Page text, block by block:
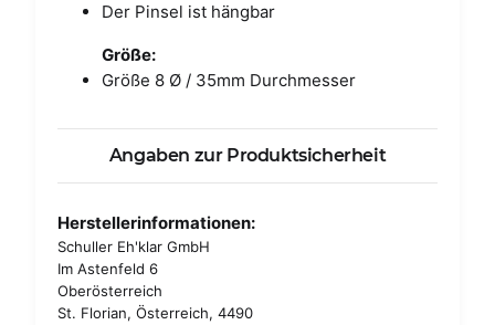
Der Pinsel ist hängbar
Größe:
Größe 8 Ø / 35mm Durchmesser
Angaben zur Produktsicherheit
Herstellerinformationen:
Schuller Eh'klar GmbH
Im Astenfeld 6
Oberösterreich
St. Florian, Österreich, 4490